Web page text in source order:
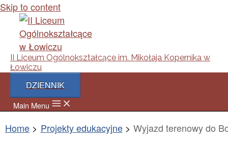
Skip to content
II Liceum Ogólnokształcące im. Mikołaja Kopernika w
Łowiczu
DZIENNIK
Main Menu
Home Projekty edukacyjne Wyjazd terenowy do